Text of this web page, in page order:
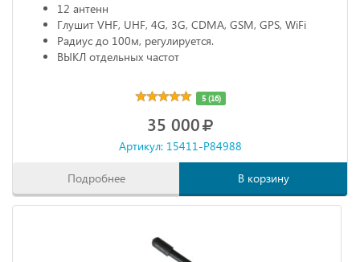
12 антенн
Глушит VHF, UHF, 4G, 3G, CDMA, GSM, GPS, WiFi
Радиус до 100м, регулируется.
ВЫКЛ отдельных частот
5 (16)
35 000
Артикул: 15411-P84988
Подробнее В корзину